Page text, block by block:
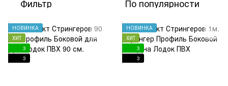
Фильтр По популярности
НОВИНКА
ХИТ
3
3
НОВИНКА
ХИТ
3
3